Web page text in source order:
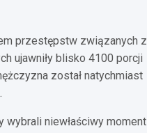
przestępstw związanych z
ujawniły blisko 4100 porcji
został natychmiast
wybrali niewłaściwy moment